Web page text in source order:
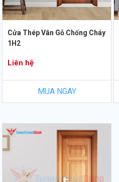
Cửa Thép Vân Gỗ Chống Cháy
1H2
Liên hệ
MUA NGAY